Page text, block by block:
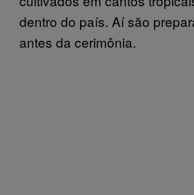
dentro do país. Aí são
antes da cerimônia.